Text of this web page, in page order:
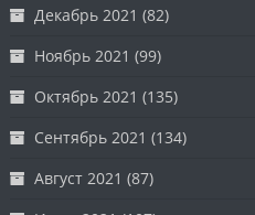
Декабрь 2021 (82)
Ноябрь 2021 (99)
Октябрь 2021 (135)
Сентябрь 2021 (134)
Август 2021 (87)